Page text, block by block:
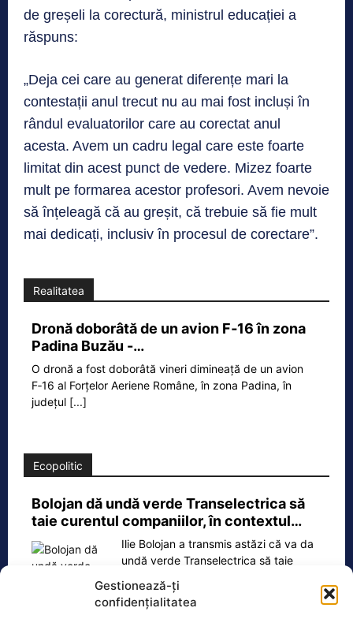
Gestionează-ți
confidențialitatea
de greșeli la corectură, ministrul educației a
răspuns:
„Deja cei care au generat diferențe mari la
contestații anul trecut nu au mai fost incluși în
rândul evaluatorilor care au corectat anul
acesta. Avem un cadru legal care este foarte
limitat din acest punct de vedere. Mizez foarte
mult pe formarea acestor profesori. Avem nevoie
să înțeleagă că au greșit, că trebuie să fie mult
mai dedicați, inclusiv în procesul de corectare”.
Realitatea
Dronă doborâtă de un avion F‑16 în zona
Padina Buzău -…
O dronă a fost doborâtă vineri dimineață de un avion
F‑16 al Forțelor Aeriene Române, în zona Padina, în
județul [...]
Ecopolitic
Bolojan dă undă verde Transelectrica să
taie curentul companiilor, în contextul…
Ilie Bolojan a transmis astăzi că va da
undă verde Transelectrica să taie
curentul companiilor, în contextul
actualei crize energetice